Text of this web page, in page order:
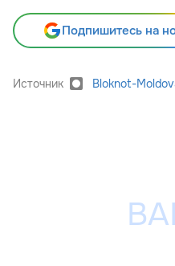
Подпишитесь на
Источник Bloknot-